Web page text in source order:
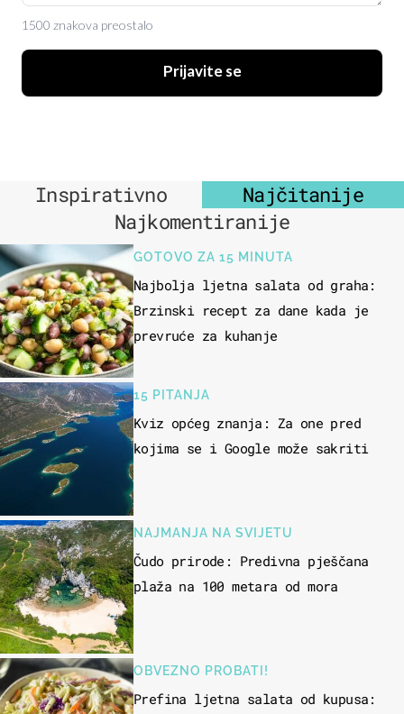
1500 znakova preostalo
Prijavite se
Inspirativno
Najčitanije
Najkomentiranije
GOTOVO ZA 15 MINUTA
Najbolja ljetna salata od graha:
Brzinski recept za dane kada je
prevruće za kuhanje
15 PITANJA
Kviz općeg znanja: Za one pred
kojima se i Google može sakriti
NAJMANJA NA SVIJETU
Čudo prirode: Predivna pješčana
plaža na 100 metara od mora
OBVEZNO PROBATI!
Prefina ljetna salata od kupusa: